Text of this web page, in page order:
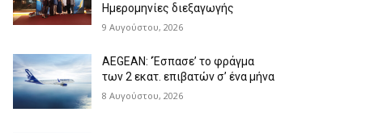
Ημερομηνίες διεξαγωγής
9 Αυγούστου, 2026
AEGEAN: ‘Έσπασε’ το φράγμα
των 2 εκατ. επιβατών σ’ ένα μήνα
8 Αυγούστου, 2026